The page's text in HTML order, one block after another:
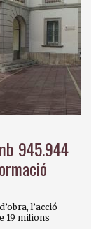
945.944
l’acció
19 milions